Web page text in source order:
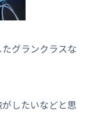
グランクラスな
したいなどと思